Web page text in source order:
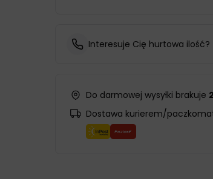
Interesuje Cię hurtowa ilość?
Do darmowej wysyłki brakuje
Dostawa kurierem/